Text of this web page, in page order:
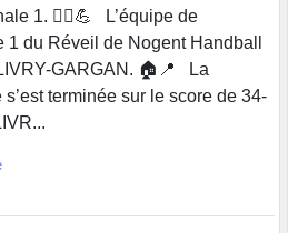
1. 🤾‍♂️💪 L’équipe de
1 du Réveil de Nogent Handball
GARGAN. 🏠📍 La
s’est terminée sur le score de 34-